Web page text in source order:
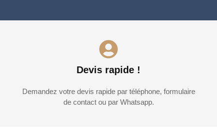
Devis rapide !
Demandez votre devis rapide par téléphone, formulaire
de contact ou par Whatsapp.